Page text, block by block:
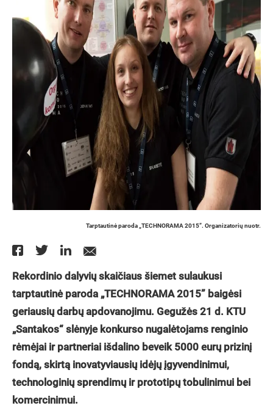
Tarptautinė paroda „TECHNORAMA 2015”. Organizatorių nuotr.
Rekordinio dalyvių skaičiaus šiemet sulaukusi
tarptautinė paroda „TECHNORAMA 2015” baigėsi
geriausių darbų apdovanojimu. Gegužės 21 d. KTU
„Santakos“ slėnyje konkurso nugalėtojams renginio
rėmėjai ir partneriai išdalino beveik 5000 eurų prizinį
fondą, skirtą inovatyviausių idėjų įgyvendinimui,
technologinių sprendimų ir prototipų tobulinimui bei
komercinimui.